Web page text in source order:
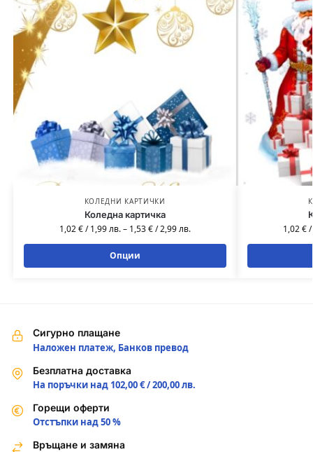
КОЛЕДНИ КАРТИЧКИ
Коледна картичка
1,02€/1,99лв.– 1,53€/2,99лв.
Опции
1,02€/
Сигурно плащане
Наложен платеж, Банков превод
Безплатна доставка
На поръчки над 102,00 € / 200,00 лв.
Горещи оферти
Отстъпки над 50 %
Връщане и замяна